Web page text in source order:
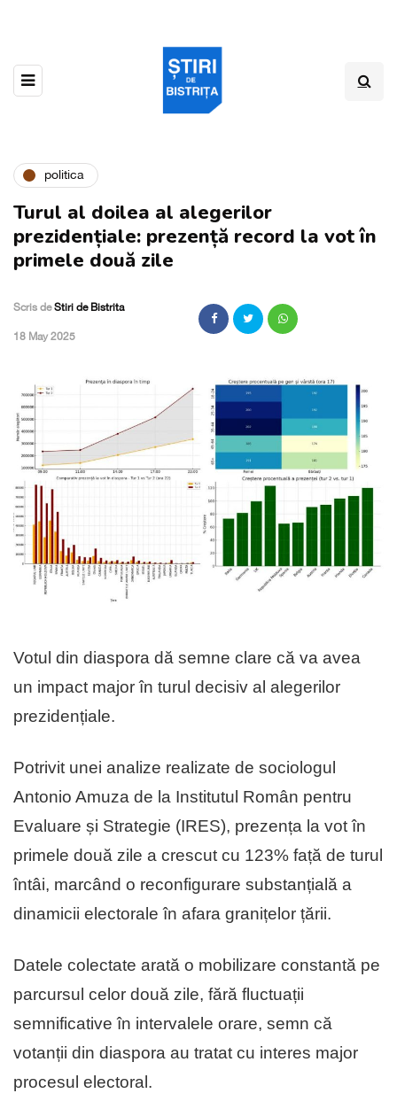
politica
Turul al doilea al alegerilor
prezidențiale: prezență record la vot în
primele două zile
Scris deStiri de Bistrita
,18 May 2025
Votul din diaspora dă semne clare că va avea
un impact major în turul decisiv al alegerilor
prezidențiale.
Potrivit unei analize realizate de sociologul
Antonio Amuza de la Institutul Român pentru
Evaluare și Strategie (IRES), prezența la vot în
primele două zile a crescut cu 123% față de turul
întâi, marcând o reconfigurare substanțială a
dinamicii electorale în afara granițelor țării.
Datele colectate arată o mobilizare constantă pe
parcursul celor două zile, fără fluctuații
semnificative în intervalele orare, semn că
votanții din diaspora au tratat cu interes major
procesul electoral.